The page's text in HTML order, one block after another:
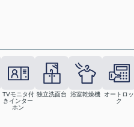
TVモニタ付
きインター
ホン
独立洗面台 浴室乾燥機
オートロッ
ク